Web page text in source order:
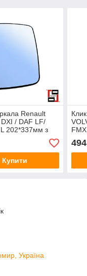
Renault
/ DAF LF/
202*337мм з
(ліве/праве)
Купити
494
Україна